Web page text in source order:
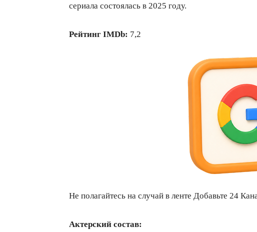
сериала состоялась в 2025 году.
Рейтинг IMDb: 7,2
Не полагайтесь на случай в ленте Добавьте 24
Актерский состав: